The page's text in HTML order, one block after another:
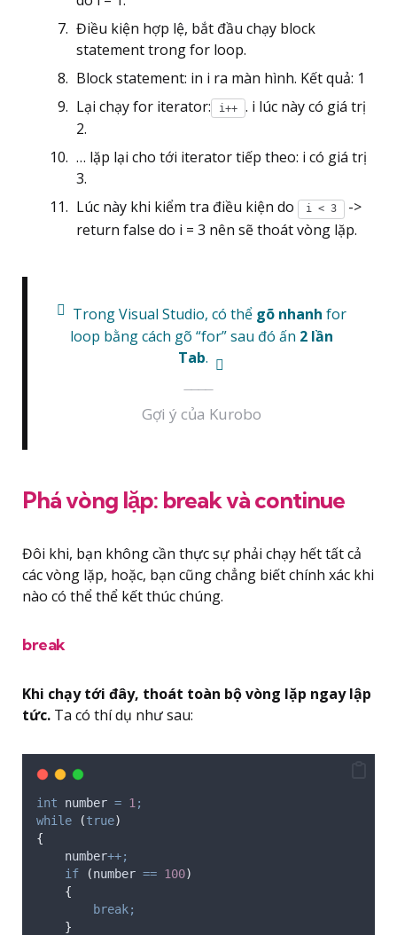
Điều kiện hợp lệ, bắt đầu chạy block
statement trong for loop.
Block statement: in i ra màn hình. Kết quả: 1
Lại chạy for iterator:
i++
. i lúc này có giá trị
2.
… lặp lại cho tới iterator tiếp theo: i có giá trị
3.
Lúc này khi kiểm tra điều kiện do
i < 3
->
return false do i = 3 nên sẽ thoát vòng lặp.
Trong Visual Studio, có thể gõ nhanh for
loop bằng cách gõ “for” sau đó ấn 2 lần
Tab.
Gợi ý của Kurobo
Phá vòng lặp: break và continue
Đôi khi, bạn không cần thực sự phải chạy hết tất cả
các vòng lặp, hoặc, bạn cũng chẳng biết chính xác khi
nào có thể thể kết thúc chúng.
break
Khi chạy tới đây, thoát toàn bộ vòng lặp ngay lập
tức. Ta có thí dụ như sau:
int number = 1 ;
while
(true)
{
number++;
if
(number == 100)
{
break;
}